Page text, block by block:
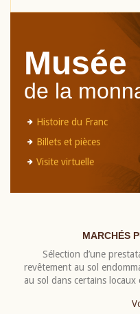
Musée
de la
Histoire du Franc
Billets et pièces
Visite virtuelle
MARCHÉS
Sélection d’une
revêtement au sol
au sol dans certains